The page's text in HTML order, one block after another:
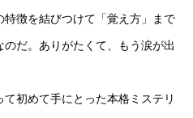
特徴を結びつけて「覚え方」まで
だ。ありがたくて、もう涙が出
初めて手にとった本格ミステリ